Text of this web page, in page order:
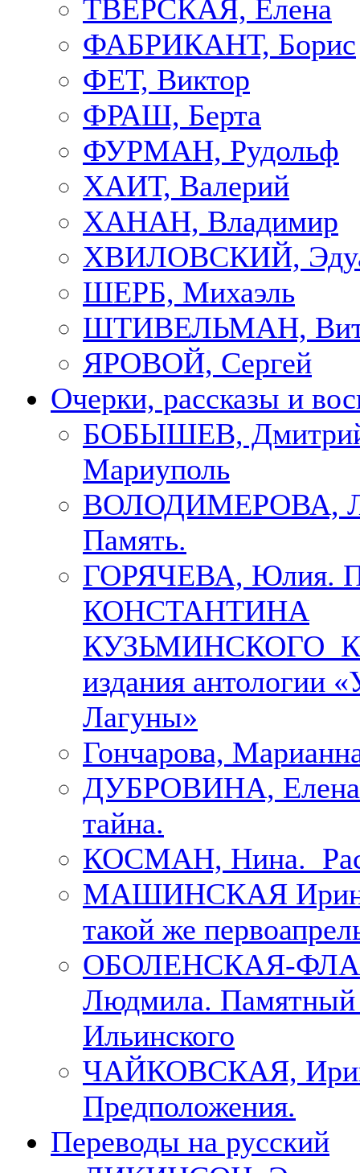
ТВЕРСКАЯ, Елена
ФАБРИКАНТ, Борис
ФЕТ, Виктор
ФРАШ, Берта
ФУРМАН, Рудольф
ХАИТ, Валерий
ХАНАН, Владимир
ХВИЛОВСКИЙ,
ШЕРБ, Михаэль
ШТИВЕЛЬМАН,
ЯРОВОЙ, Сергей
Очерки, рассказы и
БОБЫШЕВ,
Мариуполь
ВОЛОДИМЕРОВА,
Память.
ГОРЯЧЕВА, Юлия.
КОНСТАНТИНА
КУЗЬМИНСКОГО К
издания антологии
Лагуны»
Гончарова,
ДУБРОВИНА,
тайна.
КОСМАН, Нина.
МАШИНСКАЯ
такой же
ОБОЛЕНСКАЯ-
Людмила. Памятный
Ильинского
ЧАЙКОВСКАЯ,
Предположения.
Переводы на русский